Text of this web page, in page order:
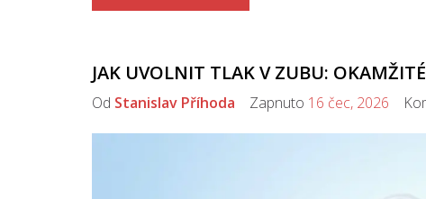
JAK UVOLNIT TLAK V ZUBU:
Od Stanislav Příhoda Zapnuto 16 čec, 2026